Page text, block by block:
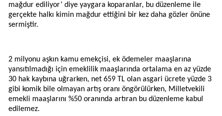
mağdur ediliyor’ diye yaygara koparanlar, bu düzenleme ile
gerçekte halkı kimin mağdur ettiğini bir kez daha gözler önüne
sermiştir.
2 milyonu aşkın kamu emekçisi, ek ödemeler maaşlarına
yansıtılmadığı için emeklilik maaşlarında ortalama en az yüzde
30 hak kaybına uğrarken, net 659 TL olan asgari ücrete yüzde 3
gibi komik bile olmayan artış oranı öngörülürken, Milletvekili
emekli maaşlarını %50 oranında artıran bu düzenleme kabul
edilemez.